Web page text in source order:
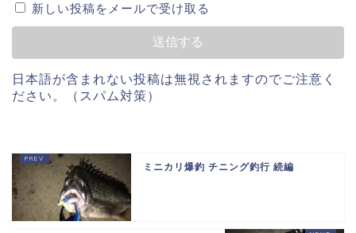
新しい投稿をメールで受け取る
日本語が含まれない投稿は無視されますのでご注意く
ださい。（スパム対策）
ミニカリ爆釣 チニング釣行 続編